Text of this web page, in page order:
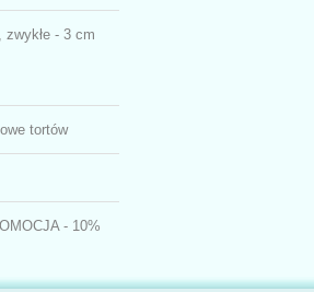
zwykłe - 3 cm
tortów
- 10%